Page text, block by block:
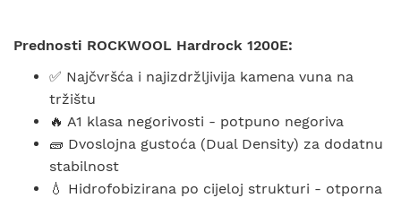
Prednosti ROCKWOOL Hardrock 1200E:
✅ Najčvršća i najizdržljivija kamena vuna na
tržištu
🔥 A1 klasa negorivosti - potpuno negoriva
🧱 Dvoslojna gustoća (Dual Density) za dodatnu
stabilnost
💧 Hidrofobizirana po cijeloj strukturi - otporna